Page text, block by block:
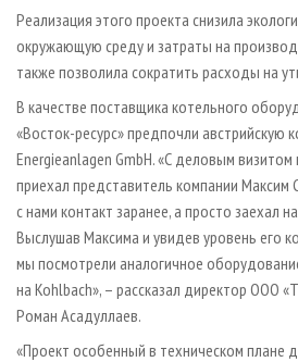
Реализация этого проекта снизила
окружающую среду и затраты на
также позволила сократить расходы на
В качестве поставщика котельного
«Восток-ресурс» предпочли австрийскую
Energieanlagen GmbH. «С деловым
приехал представитель компании Максим
с нами контакт заранее, а просто заехал
Выслушав Максима и увидев уровень его
мы посмотрели аналогичное
на Kohlbach», – рассказал директор ООО
Роман Асадуллаев.
«Проект особенный в техническом плане